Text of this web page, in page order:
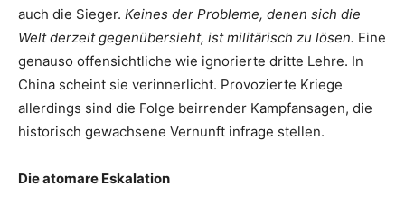
auch die Sieger. Keines der Probleme, denen sich die
Welt derzeit gegenübersieht, ist militärisch zu lösen. Eine
genauso offensichtliche wie ignorierte dritte Lehre. In
China scheint sie verinnerlicht. Provozierte Kriege
allerdings sind die Folge beirrender Kampfansagen, die
historisch gewachsene Vernunft infrage stellen.
Die atomare Eskalation